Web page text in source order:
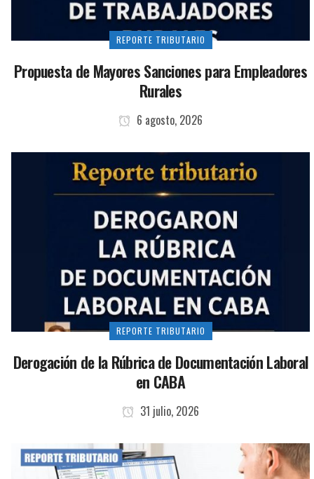
REPORTE TRIBUTARIO
Propuesta de Mayores Sanciones para Empleadores
Rurales
6 agosto, 2026
REPORTE TRIBUTARIO
Derogación de la Rúbrica de Documentación Laboral
en CABA
31 julio, 2026